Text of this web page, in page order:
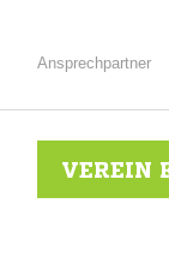
Ansprechpartner
VEREIN